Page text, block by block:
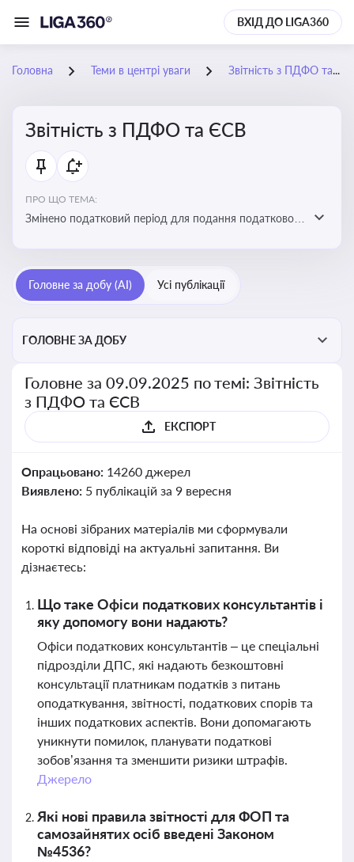
ВХІД ДО LIGA360
Головна Теми в центрі уваги Звітність з ПДФО та ЄСВ
Звітність з ПДФО та ЄСВ
ПРО ЩО ТЕМА:
Змінено податковий період для подання податкового
Головне за добу (AI) Усі публікації
ГОЛОВНЕ ЗА ДОБУ
Головне за 09.09.2025 по темі: Звітність
з ПДФО та ЄСВ
ЕКСПОРТ
Опрацьовано: 14260 джерел
Виявлено: 5 публікацій за 9 вересня
На основі зібраних матеріалів ми сформували
короткі відповіді на актуальні запитання. Ви
дізнаєтесь:
Що таке Офіси податкових консультантів і
яку допомогу вони надають?
Офіси податкових консультантів – це спеціальні
підрозділи ДПС, які надають безкоштовні
консультації платникам податків з питань
оподаткування, звітності, податкових спорів та
інших податкових аспектів. Вони допомагають
уникнути помилок, планувати податкові
зобов’язання та зменшити ризики штрафів.
Джерело
Які нові правила звітності для ФОП та
самозайнятих осіб введені Законом
№4536?